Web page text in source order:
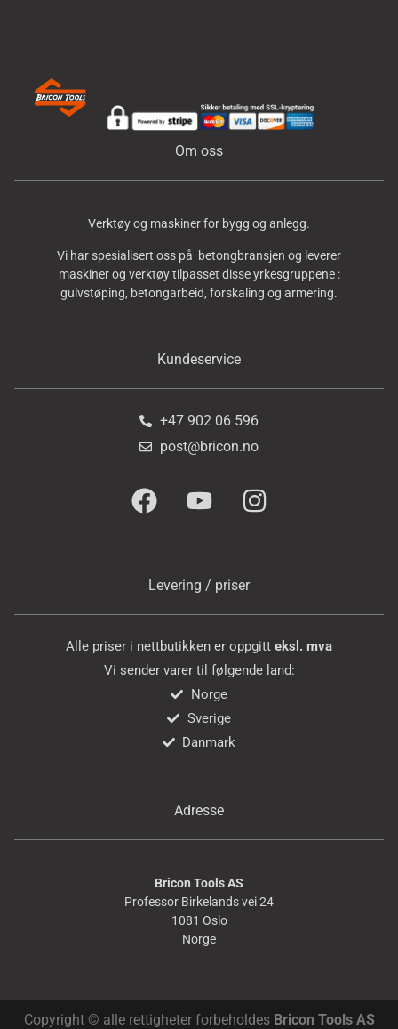
Om oss
Verktøy og maskiner for bygg og anlegg.
Vi har spesialisert oss på betongbransjen og leverer
maskiner og verktøy tilpasset disse yrkesgruppene :
gulvstøping, betongarbeid, forskaling og armering.
Kundeservice
+47 902 06 596
post@bricon.no
Levering / priser
Alle priser i nettbutikken er oppgitt eksl. mva
Vi sender varer til følgende land:
Norge
Sverige
Danmark
Adresse
Bricon Tools AS
Professor Birkelands vei 24
1081 Oslo
Norge
Copyright © alle rettigheter forbeholdes Bricon Tools AS